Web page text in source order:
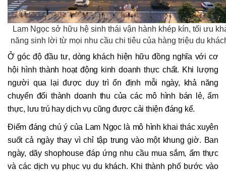
Lam Ngọc sở hữu hệ sinh thái vận hành khép kín, tối ưu
năng sinh lời từ mọi nhu cầu chi tiêu của hàng triệu du
Ở góc độ đầu tư, dòng khách hiện hữu đồng nghĩa với cơ
hội hình thành hoạt động kinh doanh thực chất. Khi lượng
người qua lại được duy trì ổn định mỗi ngày, khả năng
chuyển đổi thành doanh thu của các mô hình bán lẻ, ẩm
thực, lưu trú hay dịch vụ cũng được cải thiện đáng kể.
Điểm đáng chú ý của Lam Ngọc là mô hình khai thác xuyên
suốt cả ngày thay vì chỉ tập trung vào một khung giờ. Ban
ngày, dãy shophouse đáp ứng nhu cầu mua sắm, ẩm thực
và các dịch vụ phục vụ du khách. Khi thành phố bước vào